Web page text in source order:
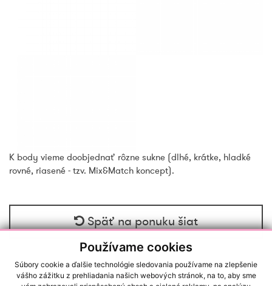
Používame cookies
Súbory cookie a ďalšie technológie sledovania používame na zlepšenie
vášho zážitku z prehliadania našich webových stránok, na to, aby sme
K body vieme doobjednať rôzne sukne (dlhé, krátke, hladké
rovné, riasené - tzv. Mix&Match koncept).
Späť na ponuku šiat